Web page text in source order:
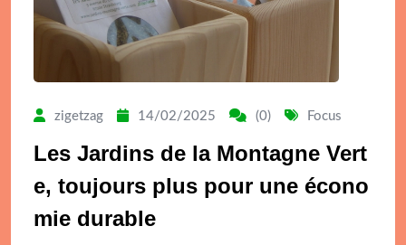
zigetzag 14/02/2025 (0) Focus
Les Jardins de la Montagne Vert
e, toujours plus pour une écono
mie durable